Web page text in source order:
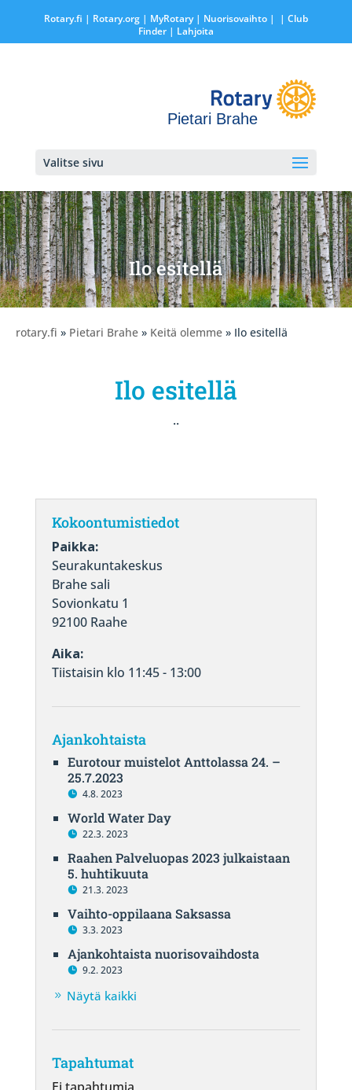
Rotary.fi | Rotary.org| MyRotary | Nuorisovaihto|
| Club
Finder| Lahjoita
Pietari Brahe
Valitse sivu
Ilo esitellä
rotary.fi » Pietari Brahe » Keitä olemme » Ilo esitellä
Ilo esitellä
..
Kokoontumistiedot
Paikka:
Seurakuntakeskus
Brahe sali
Sovionkatu 1
92100 Raahe
Aika:
Tiistaisin klo 11:45 - 13:00
Ajankohtaista
Eurotour muistelot Anttolassa 24. –
25.7.2023
4.8. 2023
World Water Day
22.3. 2023
Raahen Palveluopas 2023 julkaistaan
5. huhtikuuta
21.3. 2023
Vaihto-oppilaana Saksassa
3.3. 2023
Ajankohtaista nuorisovaihdosta
9.2. 2023
Näytä kaikki
Tapahtumat